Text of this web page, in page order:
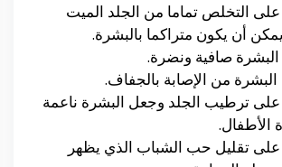
التخلص تماما من الجلد الميت
أن يكون متراكما بالبشرة.
صافية ونضرة.
من الإصابة بالجفاف.
ترطيب الجلد وجعل البشرة ناعمة
الأطفال.
تقليل حب الشباب الذي يظهر